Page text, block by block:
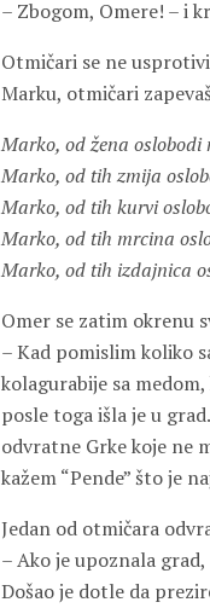
– Zbogom, Omere! – i
Otmičari se ne
Marku, otmičari
Marko, od žena oslobodi
Marko, od tih zmija
Marko, od tih kurvi
Marko, od tih mrcina
Marko, od tih izdajnica
Omer se zatim okrenu
– Kad pomislim koliko
kolagurabije sa
posle toga išla je u
odvratne Grke koje ne
kažem “Pende” što je
Jedan od otmičara
– Ako je upoznala
Došao je dotle da